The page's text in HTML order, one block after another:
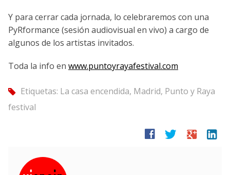
Y para cerrar cada jornada, lo celebraremos con una
PyRformance (sesión audiovisual en vivo) a cargo de
algunos de los artistas invitados.
Toda la info en www.puntoyrayafestival.com
tag Etiquetas: La casa encendida, Madrid, Punto y Raya
festival
facebook twitter google linkedin